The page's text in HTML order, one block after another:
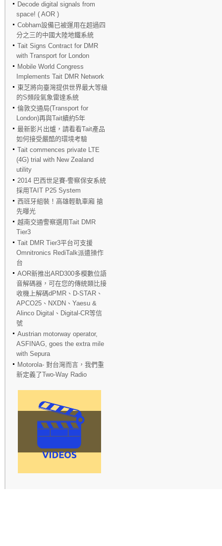
Decode digital signals from
space! ( AOR )
Cobham設備已被運用在超過四
分之三的中國大陸地鐵系統
Tait Signs Contract for DMR
with Transport for London
Mobile World Congress
Implements Tait DMR Network
東芝將向臺灣提供世界最大等級
的S頻段氣象雷達系統
倫敦交通局(Transport for
London)再與Tait續約5年
最新影片出爐，請看看Tait產品
如何接受嚴酷的環境考驗
Tait commences private LTE
(4G) trial with New Zealand
utility
2014 巴西世足賽-警察保安系統
採用TAIT P25 System
西班牙組裝！高雄輕軌車廂 搶
先曝光
越南交通警察選用Tait DMR
Tier3
Tait DMR Tier3平台可支援
Omnitronics RediTalk派遣操作
台
AOR新推出ARD300多模數位語
音解碼器，可在您的傳統類比接
收機上解碼dPMR、D-STAR、
APCO25、NXDN、Yaesu &
Alinco Digital、Digital-CR等信
號
Austrian motorway operator,
ASFINAG, goes the extra mile
with Sepura
Motorola- 對台灣而言，我們重
新定義了Two-Way Radio